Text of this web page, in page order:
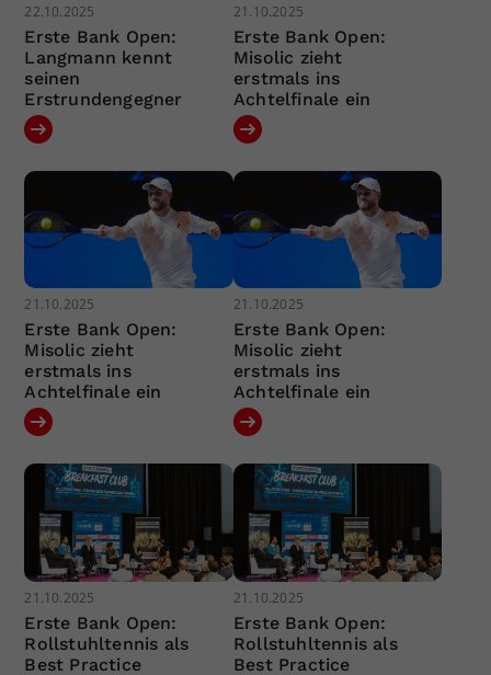
22.10.2025
Erste Bank Open:
Langmann kennt
seinen
Erstrundengegner
21.10.2025
Erste Bank Open:
Misolic zieht
erstmals ins
Achtelfinale ein
21.10.2025
Erste Bank Open:
Misolic zieht
erstmals ins
Achtelfinale ein
21.10.2025
Erste Bank Open:
Misolic zieht
erstmals ins
Achtelfinale ein
21.10.2025
Erste Bank Open:
Rollstuhltennis als
Best Practice
21.10.2025
Erste Bank Open:
Rollstuhltennis als
Best Practice